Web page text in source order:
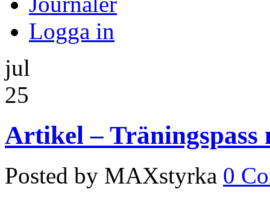
Logga in
jul
25
Artikel – Träningspass
Posted by MAXstyrka 0